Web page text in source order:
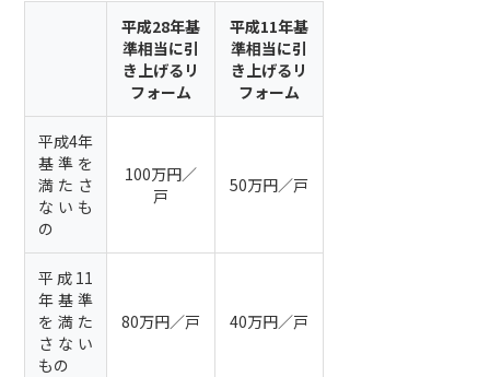
平成28年基
準相当に引
き上げるリ
フォーム
平成11年基
準相当に引
き上げるリ
フォーム
平成4年
基準を
満たさ
ないも
の
100万円／
戸
50万円／戸
平成11
年基準
を満た
さない
もの
80万円／戸 40万円／戸